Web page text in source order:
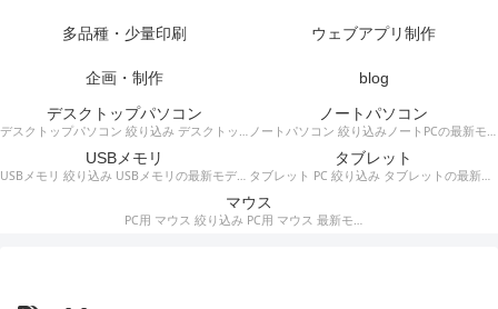
多品種・少量印刷 ウェブアプリ制作
企画・制作
blog
デスクトップパソコン
デスクトップパソコン 絞り込み デスクトップPCの最新モデルやスペック・仕様に関する情報。
ノートパソコン
ノートパソコン 絞り込みノートPCの最新モデルやスペック・仕様に関する情報。
USBメモリ
USBメモリ 絞り込み USBメモリの最新モデルやスペック・仕様に関する情報。
タブレット
タブレット PC 絞り込み タブレットの最新モデルやスペック・仕様に関する情報。
マウス
PC用 マウス 絞り込み PC用 マウス 最新モデルやスペック・仕様に関する情報。ワイヤレスマウス、有線マウス、接続タイプなど。